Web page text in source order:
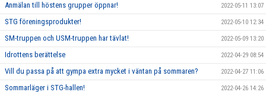
Anmälan till höstens grupper öppnar! 2022-05-11 13:07
STG föreningsprodukter! 2022-05-10 12:34
SM-truppen och USM-truppen har tävlat! 2022-05-09 13:20
Idrottens berättelse 2022-04-29 08:54
Vill du passa på att gympa extra mycket i väntan på sommaren? 2022-04-27 11:06
Sommarläger i STG-hallen! 2022-04-26 14:26